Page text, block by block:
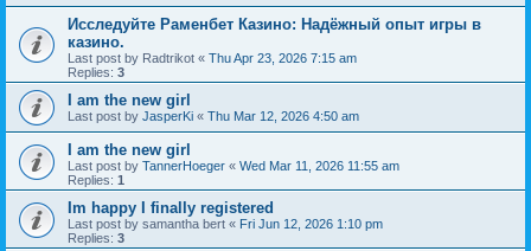
Исследуйте Раменбет Казино: Надёжный опыт игры в
казино.
Last post by Radtrikot « Thu Apr 23, 2026 7:15 am
Replies: 3
I am the new girl
Last post by JasperKi « Thu Mar 12, 2026 4:50 am
I am the new girl
Last post by TannerHoeger « Wed Mar 11, 2026 11:55 am
Replies: 1
Im happy I finally registered
Last post by samantha bert « Fri Jun 12, 2026 1:10 pm
Replies: 3